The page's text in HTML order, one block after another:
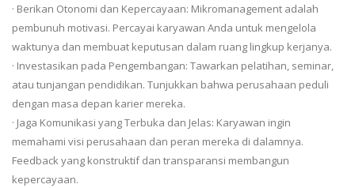
· Berikan Otonomi dan Kepercayaan: Mikromanagement adalah
pembunuh motivasi. Percayai karyawan Anda untuk mengelola
waktunya dan membuat keputusan dalam ruang lingkup kerjanya.
· Investasikan pada Pengembangan: Tawarkan pelatihan, seminar,
atau tunjangan pendidikan. Tunjukkan bahwa perusahaan peduli
dengan masa depan karier mereka.
· Jaga Komunikasi yang Terbuka dan Jelas: Karyawan ingin
memahami visi perusahaan dan peran mereka di dalamnya.
Feedback yang konstruktif dan transparansi membangun
kepercayaan.